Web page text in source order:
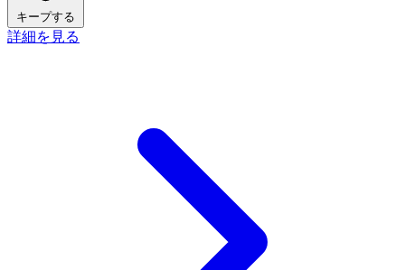
キープする
詳細を見る